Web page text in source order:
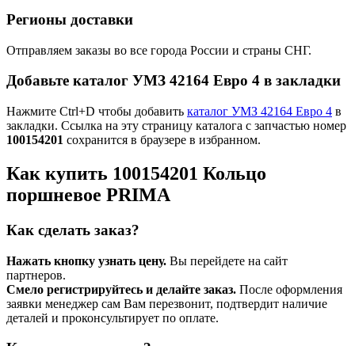
Регионы доставки
Отправляем заказы во все города России и страны СНГ.
Добавьте каталог УМЗ 42164 Евро 4 в закладки
Нажмите Ctrl+D чтобы добавить каталог УМЗ 42164 Евро 4 в
закладки. Ссылка на эту страницу каталога с запчастью номер
100154201 сохранится в браузере в избранном.
Как купить 100154201 Кольцо
поршневое PRIMA
Как сделать заказ?
Нажать кнопку узнать цену. Вы перейдете на сайт
партнеров.
Смело регистрируйтесь и делайте заказ. После оформления
заявки менеджер сам Вам перезвонит, подтвердит наличие
деталей и проконсультирует по оплате.